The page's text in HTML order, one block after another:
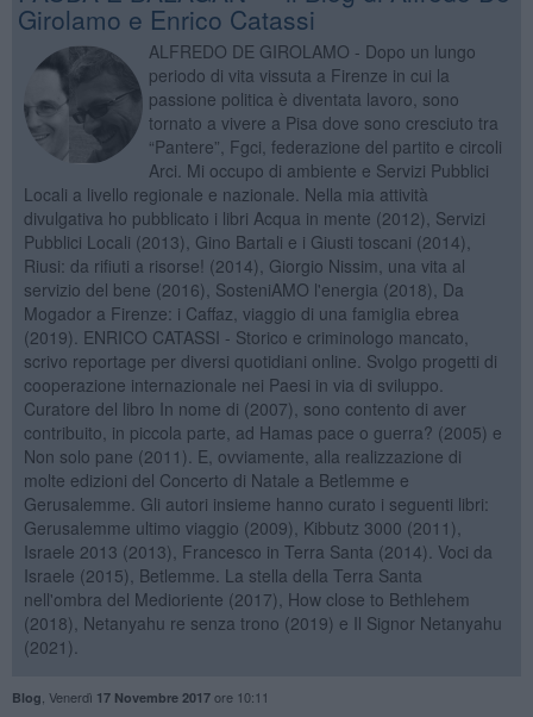
Girolamo e Enrico Catassi
ALFREDO DE GIROLAMO - Dopo un lungo
periodo di vita vissuta a Firenze in cui la
passione politica è diventata lavoro, sono
tornato a vivere a Pisa dove sono cresciuto tra
“Pantere”, Fgci, federazione del partito e circoli
Arci. Mi occupo di ambiente e Servizi Pubblici
Locali a livello regionale e nazionale. Nella mia attività
divulgativa ho pubblicato i libri Acqua in mente (2012), Servizi
Pubblici Locali (2013), Gino Bartali e i Giusti toscani (2014),
Riusi: da rifiuti a risorse! (2014), Giorgio Nissim, una vita al
servizio del bene (2016), SosteniAMO l'energia (2018), Da
Mogador a Firenze: i Caffaz, viaggio di una famiglia ebrea
(2019). ENRICO CATASSI - Storico e criminologo mancato,
scrivo reportage per diversi quotidiani online. Svolgo progetti di
cooperazione internazionale nei Paesi in via di sviluppo.
Curatore del libro In nome di (2007), sono contento di aver
contribuito, in piccola parte, ad Hamas pace o guerra? (2005) e
Non solo pane (2011). E, ovviamente, alla realizzazione di
molte edizioni del Concerto di Natale a Betlemme e
Gerusalemme. Gli autori insieme hanno curato i seguenti libri:
Gerusalemme ultimo viaggio (2009), Kibbutz 3000 (2011),
Israele 2013 (2013), Francesco in Terra Santa (2014). Voci da
Israele (2015), Betlemme. La stella della Terra Santa
nell'ombra del Medioriente (2017), How close to Bethlehem
(2018), Netanyahu re senza trono (2019) e Il Signor Netanyahu
(2021).
Blog Venerdì 17 Novembre 2017ore 10:11